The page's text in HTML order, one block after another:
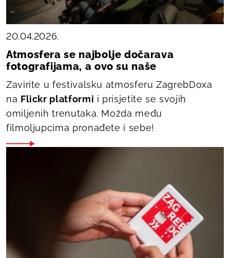
20.04.2026.
Atmosfera se najbolje dočarava
fotografijama, a ovo su naše
Zavirite u festivalsku atmosferu ZagrebDoxa
na Flickr platformi i prisjetite se svojih
omiljenih trenutaka. Možda među
filmoljupcima pronađete i sebe!